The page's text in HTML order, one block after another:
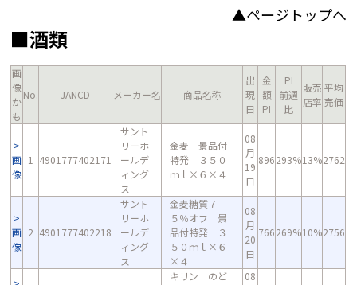
▲ページトップへ
■酒類
画
像
か
も
No. JANCD メーカー名 商品名称
出
現
日
金
額
PI
PI
前週
比
販売
店率
平均
売価
画
像
1 4901777402171
サント
リーホ
ールデ
ィング
ス
金麦 景品付
特発 ３５０
ｍｌ×６×４
08
月
19
日
896293%13%2762
画
像
2 4901777402218
サント
リーホ
ールデ
ィング
ス
金麦糖質７
５％オフ 景
品付特発 ３
５０ｍｌ×６
×４
08
月
20
日
766269%10%2756
キリン のど
08